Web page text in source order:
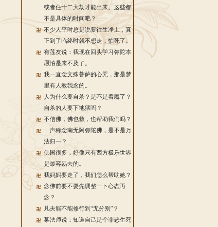
或者住十二大劫才能出来。这些都
不是具体的时间吧？
不少人平时总是说要往生净土，真
正到了临终时就不想走，怕死了。
有莲友说：我现在回头学习弥陀本
愿怕是来不及了。
我一直念文殊菩萨的心咒，那是梦
里有人教我念的。
人为什么要自杀？是不是着魔了？
自杀的人要下地狱吗？
不信佛，佛也救，也帮助我们吗？
一声称念南无阿弥陀佛，是不是万
法归一？
佛国很多，好像只有西方极乐世界
是最容易去的。
我妈妈要走了，我们怎么帮助她？
念佛前要不要先调整一下心态再
念？
凡夫能不能修行到“无分别”？
某法师说：知道自己是个罪恶生死